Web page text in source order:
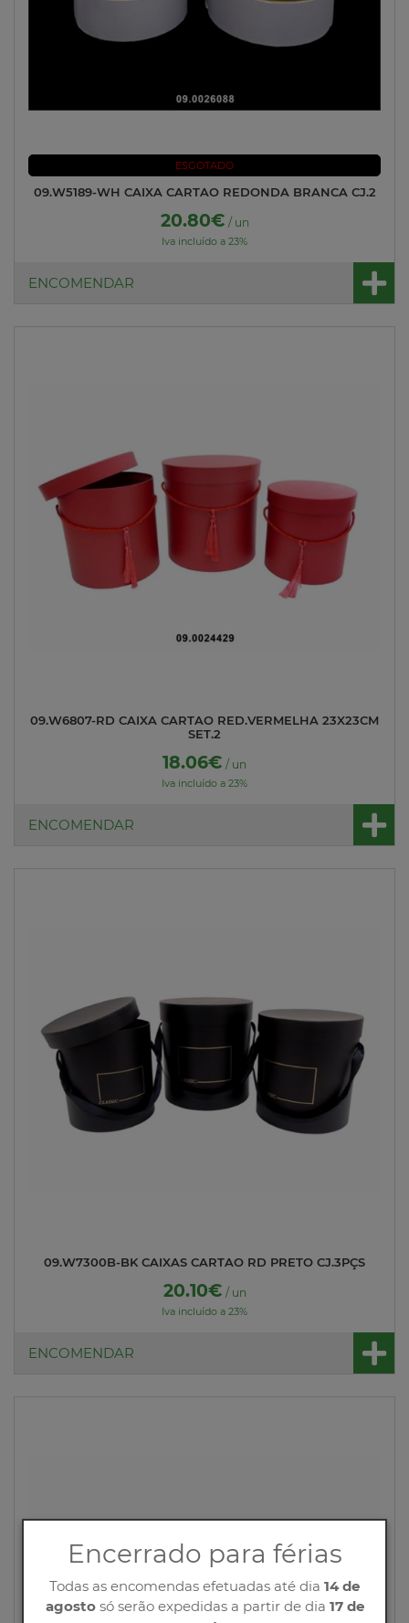
ESGOTADO
09.W5189-WH CAIXA CARTAO REDONDA BRANCA CJ.2
20.80€ / un
Iva incluído a 23%
ENCOMENDAR
09.W6807-RD CAIXA CARTAO RED.VERMELHA 23X23CM
SET.2
18.06€ / un
Iva incluído a 23%
ENCOMENDAR
09.W7300B-BK CAIXAS CARTAO RD PRETO CJ.3PÇS
20.10€ / un
Iva incluído a 23%
ENCOMENDAR
Encerrado para férias
Todas as encomendas efetuadas até dia 14 de
agostosó serão expedidas a partir de dia 17 de